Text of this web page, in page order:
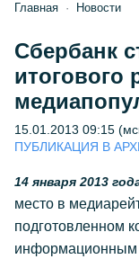
Главная Новости
Сбербанк
итогового
15.01.2013 09:15
ПУБЛИКАЦИЯ В
14 января 2013
место в
подготовленном
информационным